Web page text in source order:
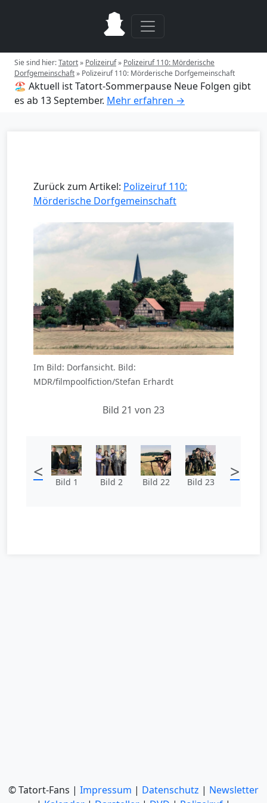
Sie sind hier:Tatort» Polizeiruf» Polizeiruf 110: Mörderische
Dorfgemeinschaft» Polizeiruf 110: Mörderische Dorfgemeinschaft
🏖️ Aktuell ist Tatort-Sommerpause Neue Folgen gibt
es ab 13 September. Mehr erfahren →
Zurück zum Artikel: Polizeiruf 110:
Mörderische Dorfgemeinschaft
Im Bild: Dorfansicht. Bild:
MDR/filmpoolfiction/Stefan Erhardt
Bild 21 von 23
< Bild 1 Bild 2 Bild 22 Bild 23 >
© Tatort-Fans | Impressum | Datenschutz | Newsletter